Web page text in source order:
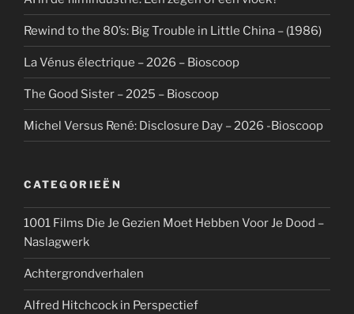
Rewind to the 80’s: Big Trouble in Little China – (1986)
La Vénus électrique – 2026 – Bioscoop
The Good Sister – 2025 – Bioscoop
Michel Versus René: Disclosure Day – 2026 -Bioscoop
CATEGORIEËN
1001 Films Die Je Gezien Moet Hebben Voor Je Dood –
Naslagwerk
Achtergrondverhalen
Alfred Hitchcock in Perspectief